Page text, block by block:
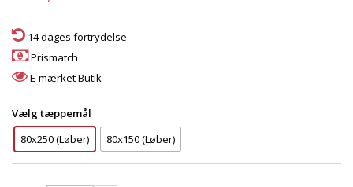
14 dages fortrydelse
Prismatch
E-mærket Butik
Vælg tæppemål
80x250 (Løber)
80x150 (Løber)